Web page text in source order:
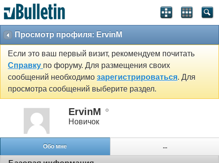
Просмотр профиля: ErvinM
Если это ваш первый визит, рекомендуем почитать
Справку по форуму. Для размещения своих
сообщений необходимо зарегистрироваться. Для
просмотра сообщений выберите раздел.
ErvinM
Новичок
Обо мне ...